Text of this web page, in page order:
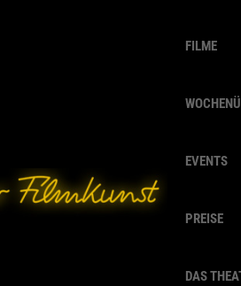
FILME
EVENTS
PREISE
DAS